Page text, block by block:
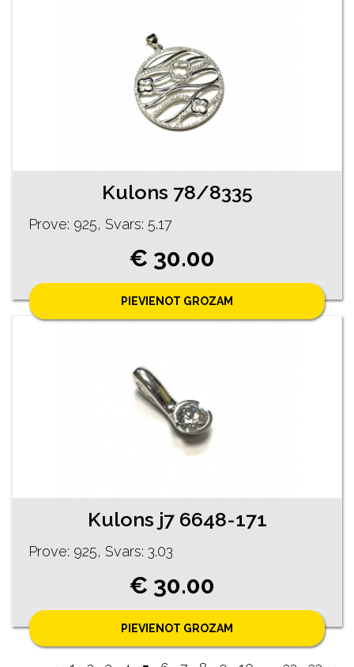
Kulons 78/8335
Prove: 925, Svars: 5.17
€ 30.00
PIEVIENOT GROZAM
Kulons j7 6648-171
Prove: 925, Svars: 3.03
€ 30.00
PIEVIENOT GROZAM